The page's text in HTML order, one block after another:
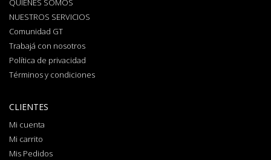
QUIENES SOMOS
NUESTROS SERVICIOS
Comunidad GT
Trabajá con nosotros
Política de privacidad
Términos y condiciones
CLIENTES
Mi cuenta
Mi carrito
Mis Pedidos